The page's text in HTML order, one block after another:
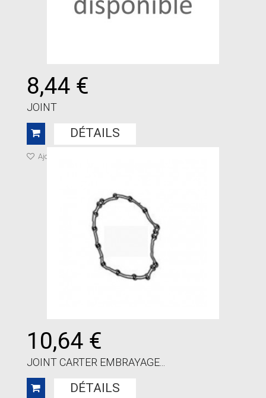
8,44 €
JOINT
DÉTAILS
Ajouter à ma liste de cadeaux
10,64 €
JOINT CARTER EMBRAYAGE...
DÉTAILS